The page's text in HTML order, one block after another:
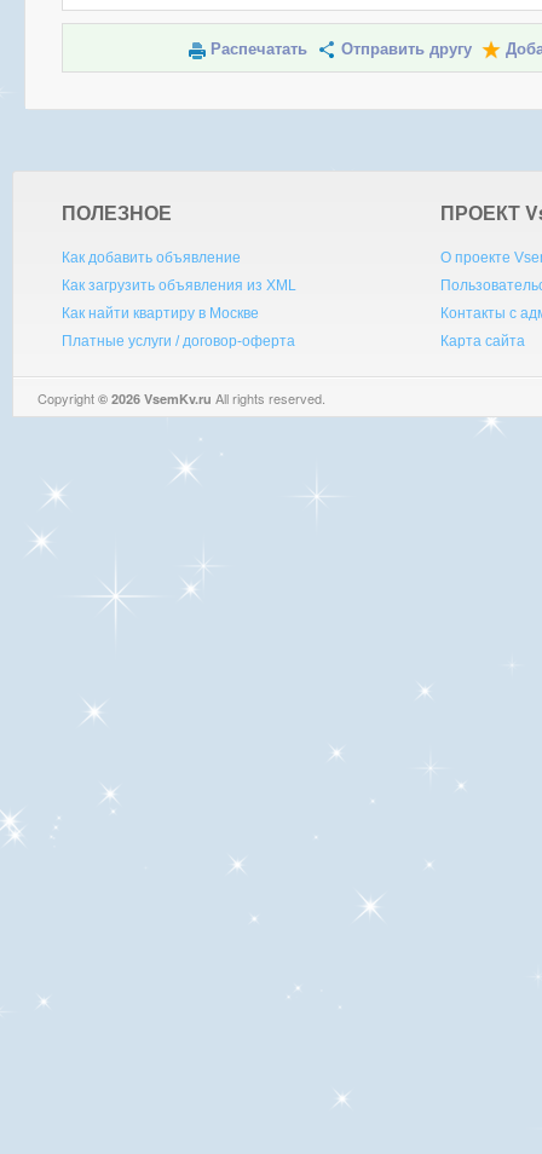
Распечатать Отправить другу
ПОЛЕЗНОЕ
Как добавить объявление
Как загрузить объявления из XML
Как найти квартиру в Москве
Платные услуги / договор-оферта
ПРОЕКТ V
О проекте
Контакты с
Карта сайта
Copyright © 2026 VsemKv.ru All rights reserved.